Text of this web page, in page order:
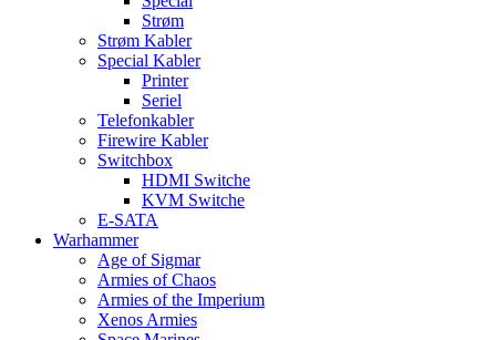
Strøm
Strøm Kabler
Special Kabler
Printer
Seriel
Telefonkabler
Firewire Kabler
Switchbox
HDMI Switche
KVM Switche
E-SATA
Warhammer
Age of Sigmar
Armies of Chaos
Armies of the Imperium
Xenos Armies